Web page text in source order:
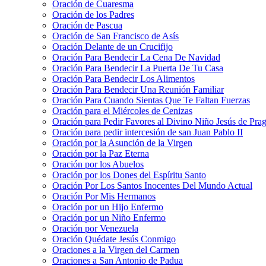
Oración de Cuaresma
Oración de los Padres
Oración de Pascua
Oración de San Francisco de Asís
Oración Delante de un Crucifijo
Oración Para Bendecir La Cena De Navidad
Oración Para Bendecir La Puerta De Tu Casa
Oración Para Bendecir Los Alimentos
Oración Para Bendecir Una Reunión Familiar
Oración Para Cuando Sientas Que Te Faltan Fuerzas
Oración para el Miércoles de Cenizas
Oración para Pedir Favores al Divino Niño Jesús de
Oración para pedir intercesión de san Juan Pablo II
Oración por la Asunción de la Virgen
Oración por la Paz Eterna
Oración por los Abuelos
Oración por los Dones del Espíritu Santo
Oración Por Los Santos Inocentes Del Mundo Actual
Oración Por Mis Hermanos
Oración por un Hijo Enfermo
Oración por un Niño Enfermo
Oración por Venezuela
Oración Quédate Jesús Conmigo
Oraciones a la Virgen del Carmen
Oraciones a San Antonio de Padua